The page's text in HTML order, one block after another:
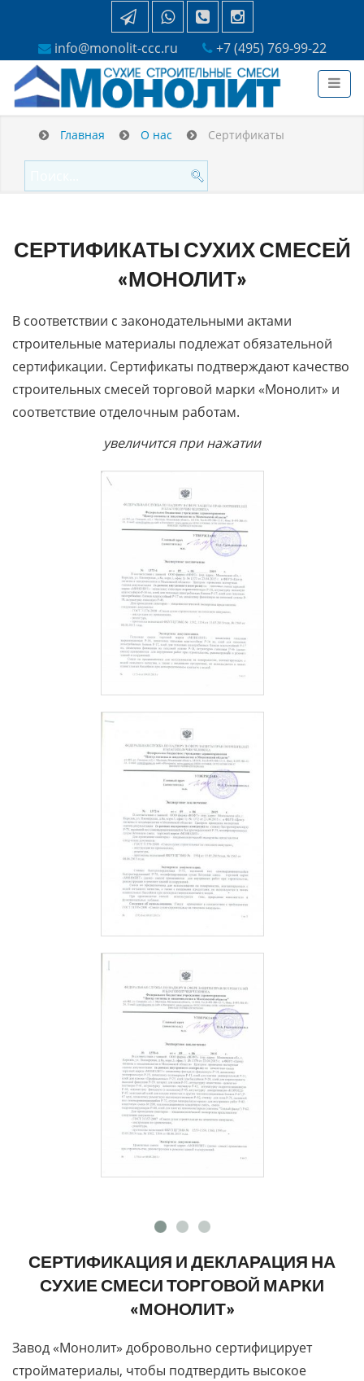
info@monolit-ccc.ru +7 (495) 769-99-22
Главная О нас Сертификаты
СЕРТИФИКАТЫ СУХИХ СМЕСЕЙ
«МОНОЛИТ»
В соответствии с законодательными актами
строительные материалы подлежат обязательной
сертификации. Сертификаты подтверждают качество
строительных смесей торговой марки «Монолит» и
соответствие отделочным работам.
увеличится при нажатии
СЕРТИФИКАЦИЯ И ДЕКЛАРАЦИЯ НА
СУХИЕ СМЕСИ ТОРГОВОЙ МАРКИ
«МОНОЛИТ»
Завод «Монолит» добровольно сертифицирует
стройматериалы, чтобы подтвердить высокое